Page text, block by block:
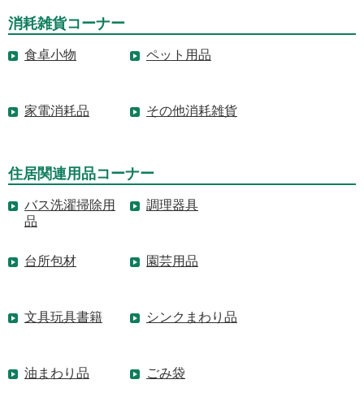
消耗雑貨コーナー
食卓小物 ペット用品
家電消耗品 その他消耗雑貨
住居関連用品コーナー
バス洗濯掃除用
品
調理器具
台所包材 園芸用品
文具玩具書籍 シンクまわり品
油まわり品 ごみ袋